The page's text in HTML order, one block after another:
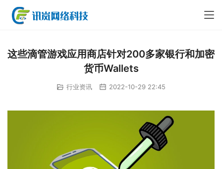
这些滴管游戏应用商店针对200多家银行和加密
货币Wallets
行业资讯 2022-10-29 22:45